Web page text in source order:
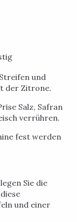
und
der Zitrone.
Salz, Safran
verrühren.
fest werden
Sie die
und einer